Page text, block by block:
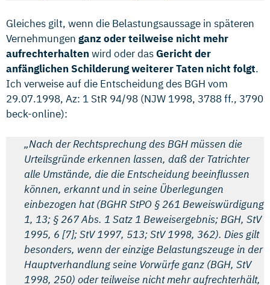
Gleiches gilt, wenn die Belastungsaussage in späteren
Vernehmungen ganz oder teilweise nicht mehr
aufrechterhalten wird oder dasGericht der
anfänglichen Schilderung weiterer Taten nicht folgt.
Ich verweise auf die Entscheidung des BGH vom
29.07.1998, Az: 1 StR 94/98 (NJW 1998, 3788 ff., 3790
beck-online):
„Nach der Rechtsprechung des BGH müssen die
Urteilsgründe erkennen lassen, daß der Tatrichter
alle Umstände, die die Entscheidung beeinflussen
können, erkannt und in seine Überlegungen
einbezogen hat (BGHR StPO § 261 Beweiswürdigung
1, 13; § 267 Abs. 1 Satz 1 Beweisergebnis; BGH, StV
1995, 6 [7]; StV 1997, 513; StV 1998, 362). Dies gilt
besonders, wenn der einzige Belastungszeuge in der
Hauptverhandlung seine Vorwürfe ganz (BGH, StV
1998, 250) oder teilweise nicht mehr aufrechterhält,